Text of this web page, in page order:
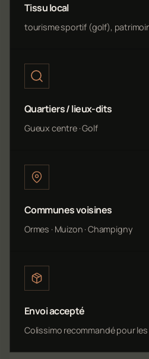
Tissu local
tourisme sportif (golf),
Quartiers / lieux-dits
Gueux centre · Golf
Communes voisines
Ormes · Muizon · Champigny
Envoi accepté
Colissimo recommandé pour